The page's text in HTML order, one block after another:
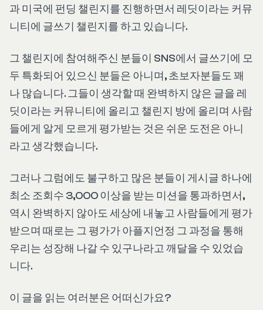
과 미국에 펀딩 챌린지를 진행하면서 레딧이라는 커뮤
니티에 글쓰기 챌린지를 하고 있습니다.
그 챌린지에 참여해주신 분들이 SNS에서 글쓰기에 모
두 특화되어 있으신 분들은 아니며, 초보자분들도 꽤
나 많습니다. 그들이 생각할 때 완벽하지 않은 글을 레
딧이라는 커뮤니티에 올리고 챌린지 방에 올리며 사람
들에게 알게 모르게 평가받는 것은 쉬운 도전은 아니
라고 생각했습니다.
그러나 그럼에도 불구하고 많은 분들이 게시글 하나에
최소 조회수 3,000 이상을 받는 미션을 통과하면서,
역시 완벽하지 않아도 세상에 내놓고 사람들에게 평가
받으며 때로는 그 평가가 아플지언정 그 과정을 통해
우리는 성장해 나갈 수 있구나라고 깨달을 수 있었습
니다.
이 글을 읽는 여러분은 어떠신가요?